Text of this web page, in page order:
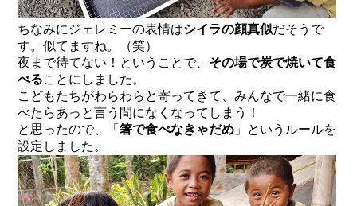
ちなみにジェレミーの表情はシイラの顔真似だそうで
す。似てますね。（笑）
夜まで待てない！ということで、 その場で炭で焼いて食
べることにしました。
こどもたちがわらわらと寄ってきて、みんなで一緒に食
べたらあっと言う間になくなってしまう！
と思ったので、「箸で食べなきゃだめ 」というルールを
設定しました。